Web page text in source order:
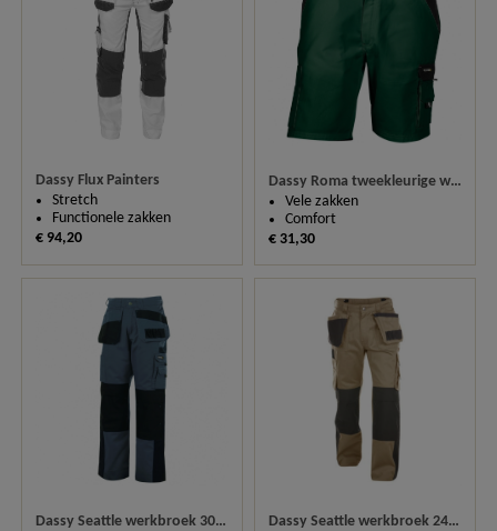
Dassy Flux Painters
Stretch
Functionele zakken
€ 94,20
Dassy Roma tweekleurige werkshort 250024
Vele zakken
Comfort
€ 31,30
Dassy Seattle werkbroek 300 g/m2 200428
Dassy Seattle werkbroek 245 g/m2 200428